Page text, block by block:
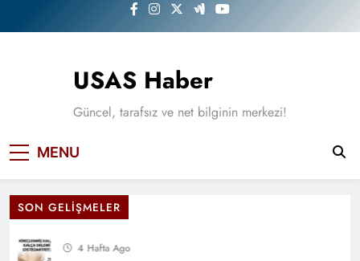
to
USAS Haber
Güncel, tarafsız ve net bilginin merkezi!
MENU
SON GELIŞMELER
4 Hafta Ago